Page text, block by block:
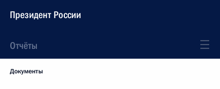
Президент России
Отчёты
Документы